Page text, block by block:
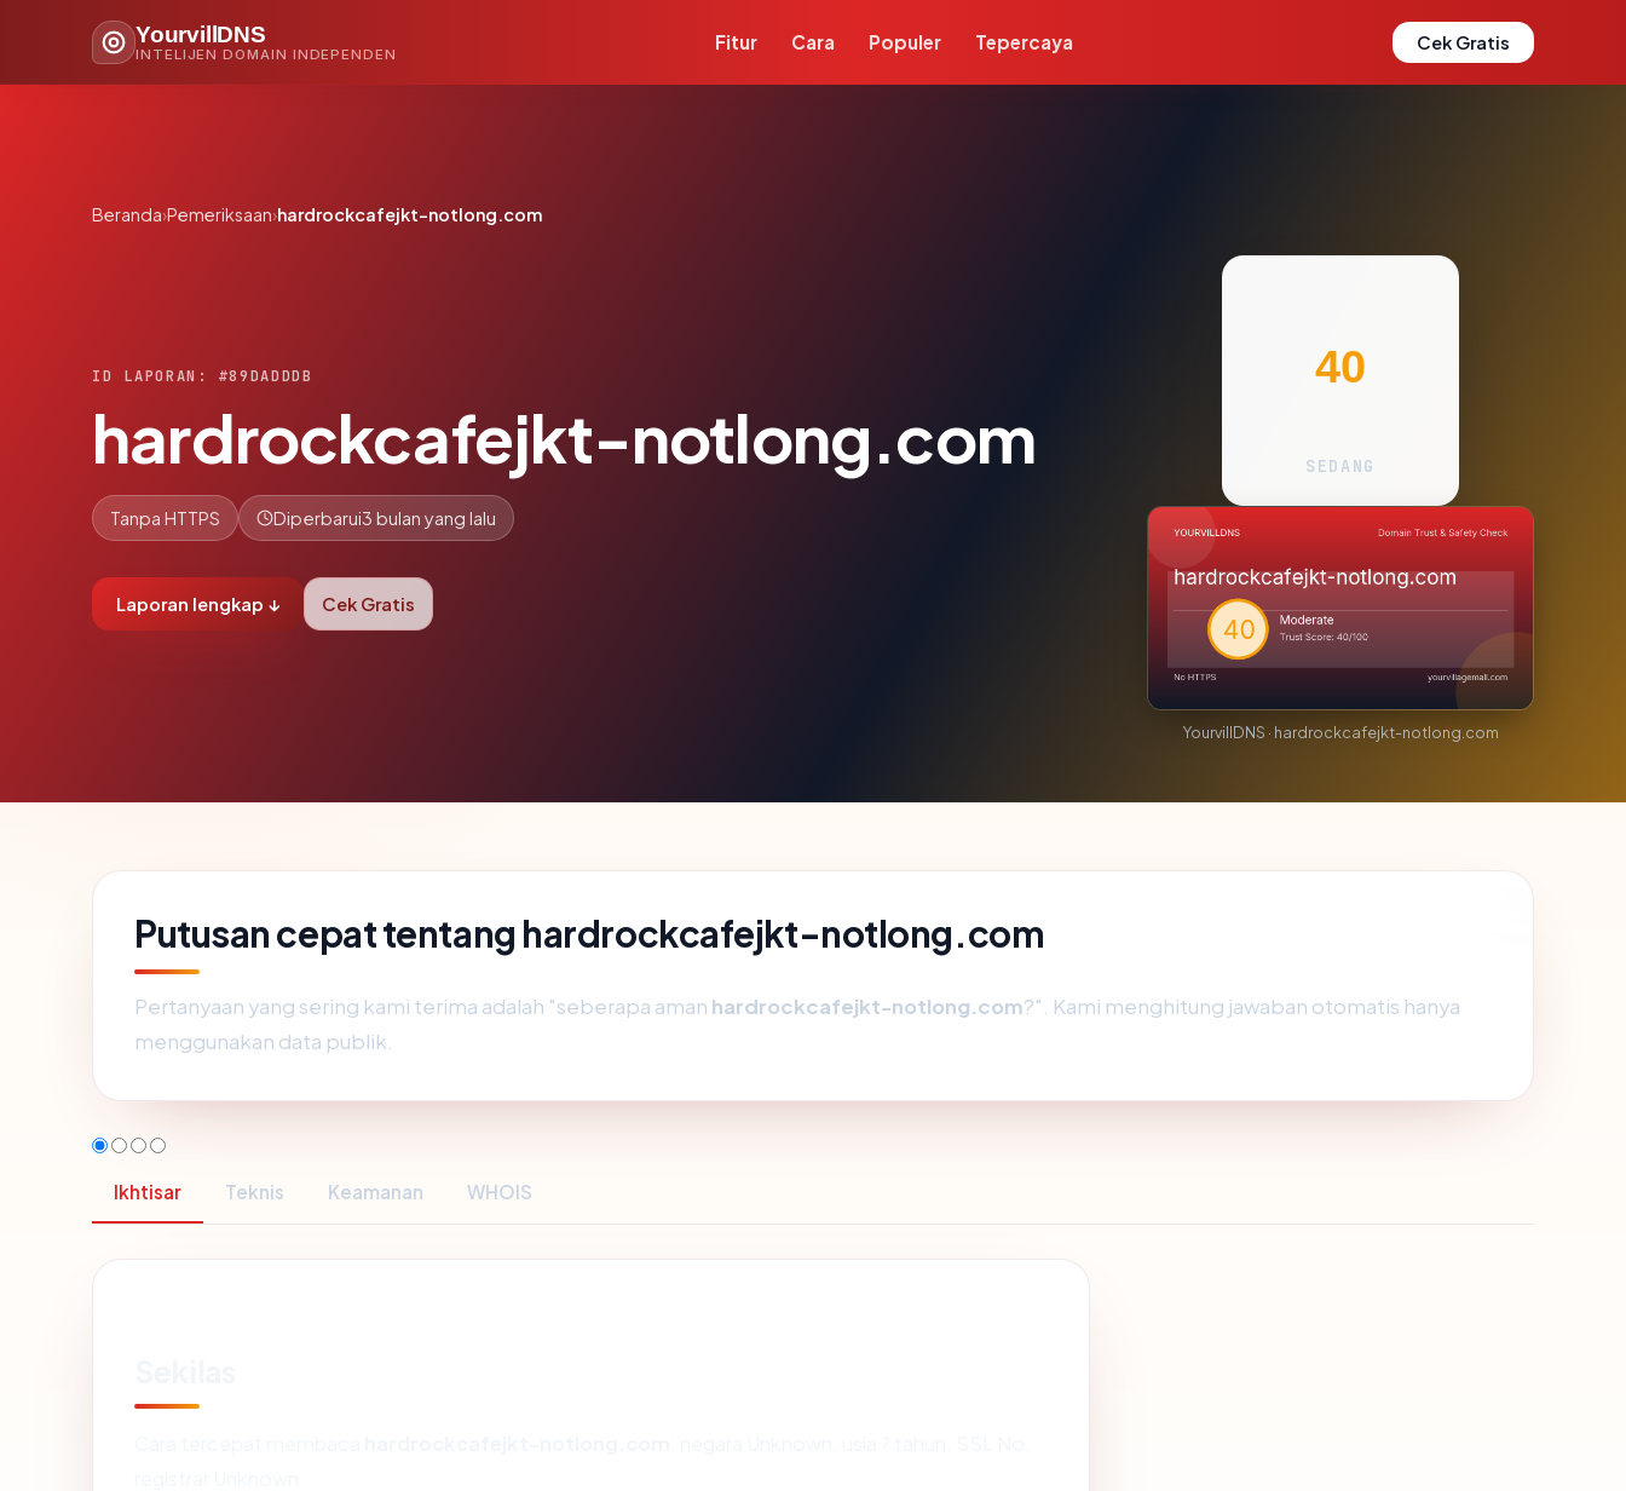
YourvillDNS
INTELIJEN DOMAIN INDEPENDEN
Fitur Cara Populer Tepercaya Cek Gratis
Beranda›Pemeriksaan›hardrockcafejkt-notlong.com
ID LAPORAN: #89DADDDB
hardrockcafejkt-notlong.com
Tanpa HTTPS Diperbarui3 bulan yang lalu
Laporan lengkap ↓ Cek Gratis
40
SEDANG
YourvillDNS · hardrockcafejkt-notlong.com
Putusan cepat tentang hardrockcafejkt-notlong.com
Pertanyaan yang sering kami terima adalah "seberapa aman hardrockcafejkt-notlong.com?". Kami menghitung jawaban otomatis hanya
menggunakan data publik.
Ikhtisar Teknis Keamanan WHOIS